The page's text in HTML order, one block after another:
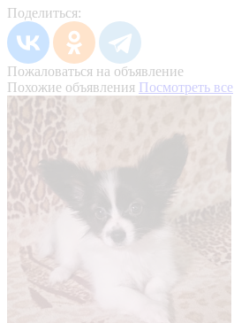
Поделиться:
Пожаловаться на объявление
Похожие объявления Посмотреть все